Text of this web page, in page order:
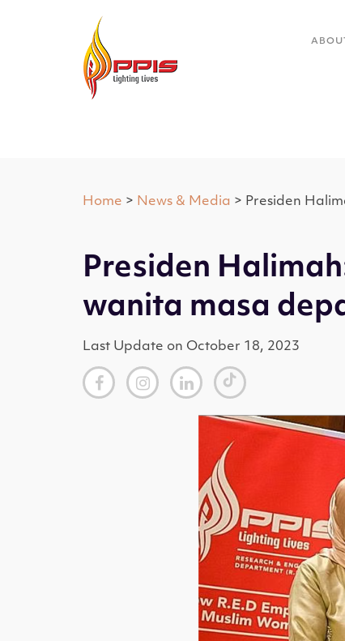
Home > News & Media > Presiden
Presiden
wanita masa
Last Update on October 18, 2023